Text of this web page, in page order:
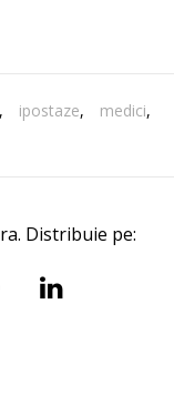
, ipostaze, medici,
Distribuie pe: